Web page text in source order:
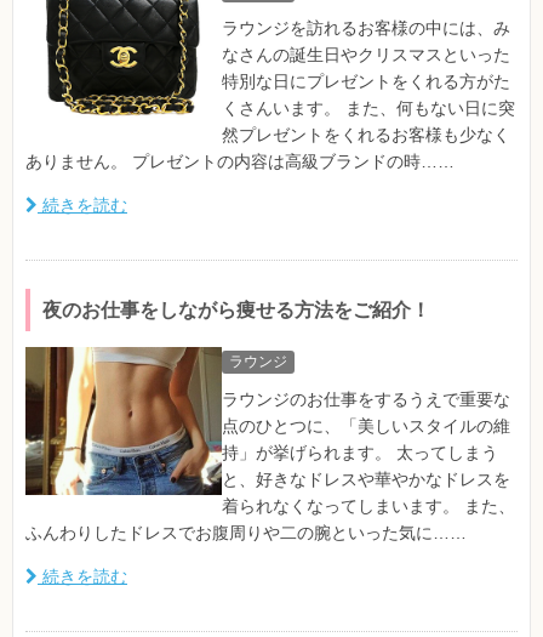
ラウンジを訪れるお客様の中には、み
なさんの誕生日やクリスマスといった
特別な日にプレゼントをくれる方がた
くさんいます。 また、何もない日に突
然プレゼントをくれるお客様も少なく
ありません。 プレゼントの内容は高級ブランドの時……
続きを読む
夜のお仕事をしながら痩せる方法をご紹介！
ラウンジ
ラウンジのお仕事をするうえで重要な
点のひとつに、「美しいスタイルの維
持」が挙げられます。 太ってしまう
と、好きなドレスや華やかなドレスを
着られなくなってしまいます。 また、
ふんわりしたドレスでお腹周りや二の腕といった気に……
続きを読む